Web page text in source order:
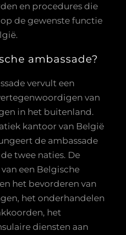
en procedures die
de gewenste functie
ambassade?
vervult een
van
in het buitenland.
kantoor van België
de ambassade
twee naties. De
een Belgische
het bevorderen van
het onderhandelen
het
diensten aan